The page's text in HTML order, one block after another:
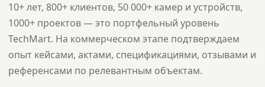
10+ лет, 800+ клиентов, 50 000+ камер и устройств,
1000+ проектов — это портфельный уровень
TechMart. На коммерческом этапе подтверждаем
опыт кейсами, актами, спецификациями, отзывами и
референсами по релевантным объектам.